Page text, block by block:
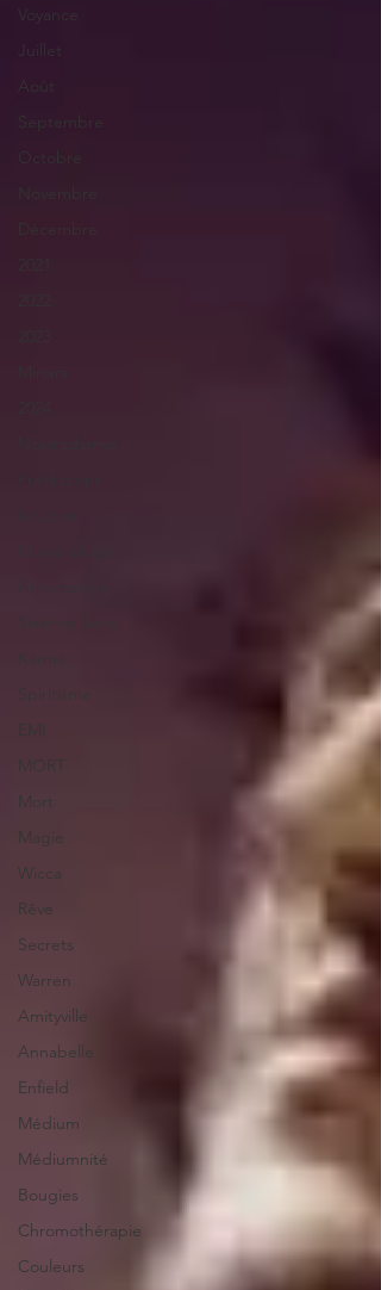
Voyance
Juillet
Août
Septembre
Octobre
EMI
MORT
Mort
Magie
Wicca
Rêve
Secrets
Warren
Amityville
Annabelle
Enfield
Médium
Médiumnité
Bougies
Chromothérapie
Couleurs